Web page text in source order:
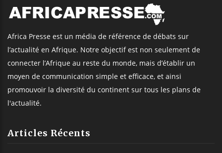
Africa Presse est un média de référence de débats sur
l’actualité en Afrique. Notre objectif est non seulement de
connecter l’Afrique au reste du monde, mais d’établir un
moyen de communication simple et efficace, et ainsi
promouvoir la diversité du continent sur tous les plans de
l'actualité.
Articles Récents